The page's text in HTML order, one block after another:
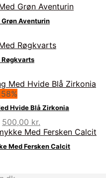
Aventurin
Hvide Blå Zirkonia
Den
oprindelige
pris
var:
500,00 kr.
aktuelle
pris
er:
Med Fersken Calcit